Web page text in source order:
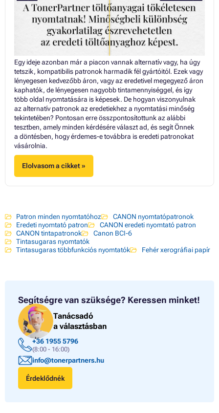
Egy ideje azonban már a piacon vannak alternatív vagy, ha úgy
tetszik, kompatibilis patronok harmadik fél gyártóitól. Ezek vagy
lényegesen kedvezőbb áron, vagy az eredetivel megegyező áron
kaphatók, de lényegesen nagyobb tintamennyiséggel, és így
több oldal nyomtatására is képesek. De hogyan viszonyulnak
az alternatív patronok az eredetiekhez a nyomtatási minőség
tekintetében? Pontosan erre összpontosítottunk az alábbi
tesztben, amely minden kérdésére választ ad, és segít Önnek
a döntésben, hogy érdemes-e továbbra is eredeti patronokat
vásárolnia.
Elolvasom a cikket »
Patron minden nyomtatóhoz
CANON nyomtatópatronok
Eredeti nyomtató patron
CANON eredeti nyomtató patron
CANON tintapatronok
Canon BCI-6
Tintasugaras nyomtatók
Tintasugaras többfunkciós nyomtatók
Fehér xerográfiai papír
Segítségre van szüksége? Keressen minket!
Tanácsadó
a választásban
+36 1955 5796
(8:00 - 16:00)
info@tonerpartners.hu
Érdeklődnék